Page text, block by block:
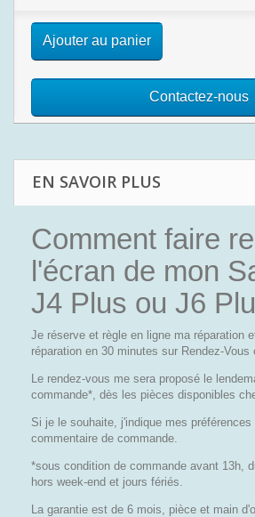
Ajouter au panier
Contactez-nous
EN SAVOIR PLUS
Comment faire
l'écran de mon
J4 Plus ou J6
Je réserve et règle en ligne ma réparation
réparation en 30 minutes sur Rendez-Vous
Le rendez-vous me sera proposé le
commande*, dès les pièces disponibles
Si je le souhaite, j'indique mes préférences
commentaire de commande.
*sous condition de commande avant 13h,
hors week-end et jours fériés.
La garantie est de 6 mois, pièce et main